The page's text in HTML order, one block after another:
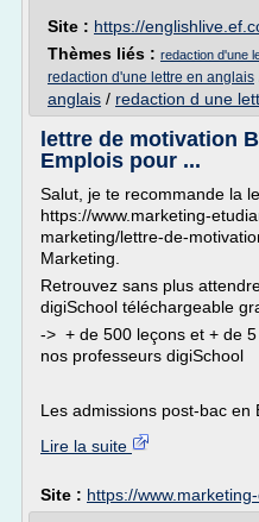
Site : https://
Thèmes liés : redaction d'une
redaction d'une lettre en anglais
anglais / redaction d une
lettre de motivation
Emplois pour ...
Salut, je te recommande la
https://www.marketing-
marketing/lettre-de-
Marketing.
Retrouvez sans plus
digiSchool téléchargeable
-> + de 500 leçons et + de
nos professeurs digiSchool
Les admissions post-bac en
Lire la suite
Site : https://